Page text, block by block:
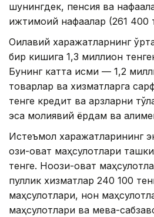
шунингдек, пенсия ва
ижтимоий нафақалар (261 400
Оилавий харажатларнинг
бир кишига 1,3 миллион
Бунинг катта қисми — 1,2
товарлар ва хизматларга
тенге кредит ва қарзларни
эса молиявий ёрдам ва
Истеъмол харажатларининг
озиқ-овқат маҳсулотлари
тенге. Ноозиқ-овқат
пуллик хизматлар 240 100
маҳсулотлари, нон
маҳсулотлари ва мева-